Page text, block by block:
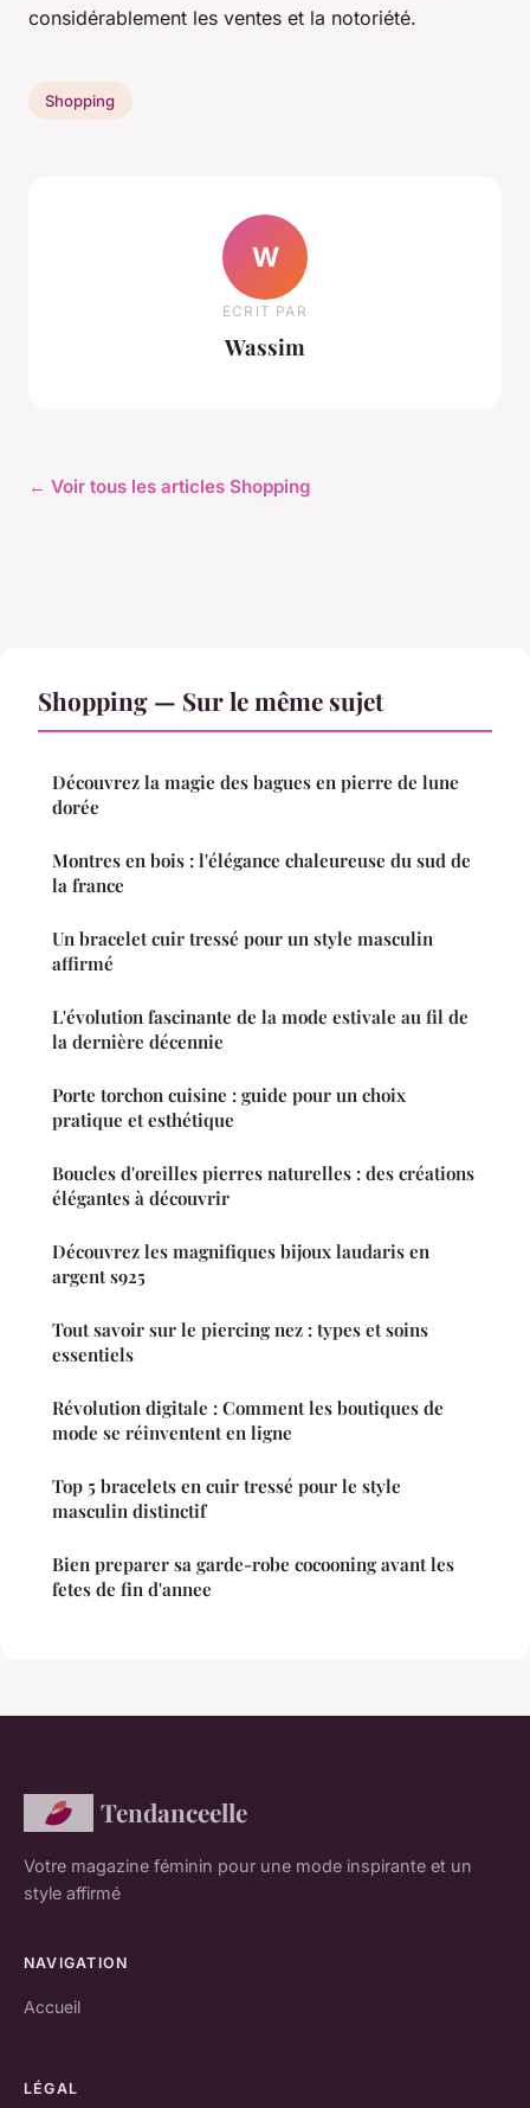
considérablement les ventes et la notoriété.
Shopping
W
ECRIT PAR
Wassim
← Voir tous les articles Shopping
Shopping — Sur le même sujet
Découvrez la magie des bagues en pierre de lune
dorée
Montres en bois : l'élégance chaleureuse du sud de
la france
Un bracelet cuir tressé pour un style masculin
affirmé
L'évolution fascinante de la mode estivale au fil de
la dernière décennie
Porte torchon cuisine : guide pour un choix
pratique et esthétique
Boucles d'oreilles pierres naturelles : des créations
élégantes à découvrir
Découvrez les magnifiques bijoux laudaris en
argent s925
Tout savoir sur le piercing nez : types et soins
essentiels
Révolution digitale : Comment les boutiques de
mode se réinventent en ligne
Top 5 bracelets en cuir tressé pour le style
masculin distinctif
Bien preparer sa garde-robe cocooning avant les
fetes de fin d'annee
Tendanceelle
Votre magazine féminin pour une mode inspirante et un
style affirmé
NAVIGATION
Accueil
LÉGAL